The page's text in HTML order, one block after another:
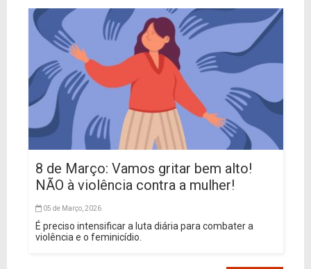
8 de Março: Vamos gritar bem alto!
NÃO à violência contra a mulher!
05 de Março, 2026
É preciso intensificar a luta diária para combater a
violência e o feminicídio.